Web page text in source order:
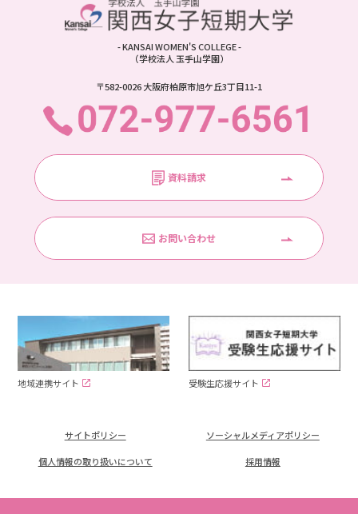
- KANSAI WOMEN'S COLLEGE -
（学校法人 玉手山学園）
〒582-0026 大阪府柏原市旭ケ丘3丁目11-1
資料請求
お問い合わせ
地域連携サイト 受験生応援サイト
サイトポリシー ソーシャルメディアポリシー
個人情報の取り扱いについて 採用情報